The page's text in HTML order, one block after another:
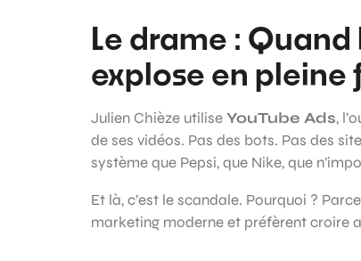
Le drame :
explose en pleine
Julien Chièze utiliseYouTube Ads,
de ses vidéos. Pas des bots. Pas des
système que Pepsi, que Nike, que
Et là, c’est le scandale. Pourquoi ?
marketing moderne et préfèrent croire